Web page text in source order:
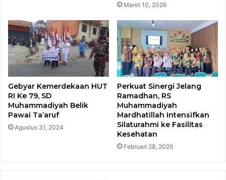
Maret 10, 2026
Gebyar Kemerdekaan HUT
RI Ke 79, SD
Muhammadiyah Belik
Pawai Ta’aruf
Agustus 31, 2024
Perkuat Sinergi Jelang
Ramadhan, RS
Muhammadiyah
Mardhatillah Intensifkan
Silaturahmi ke Fasilitas
Kesehatan
Februari 28, 2026